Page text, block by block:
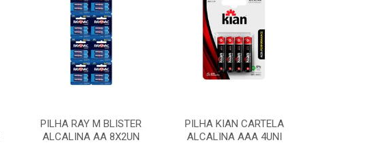
PILHA RAY M BLISTER
ALCALINA AA 8X2UN
PILHA KIAN CARTELA
ALCALINA AAA 4UNI